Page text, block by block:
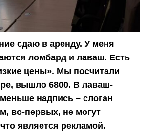
сдаю в аренду. У меня
ломбард и лаваш. Есть
цены». Мы посчитали
вышло 6800. В лаваш-
надпись – слоган
во-первых, не могут
является рекламой.